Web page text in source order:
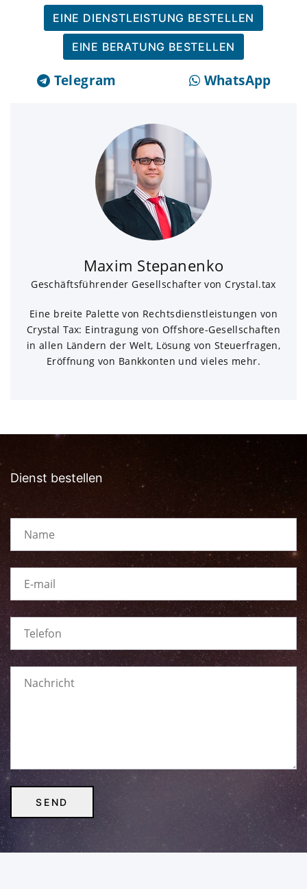
EINE DIENSTLEISTUNG BESTELLEN
EINE BERATUNG BESTELLEN
Telegram WhatsApp
Maxim Stepanenko
Geschäftsführender Gesellschafter von Crystal.tax
Eine breite Palette von Rechtsdienstleistungen von
Crystal Tax: Eintragung von Offshore-Gesellschaften
in allen Ländern der Welt, Lösung von Steuerfragen,
Eröffnung von Bankkonten und vieles mehr.
Dienst bestellen